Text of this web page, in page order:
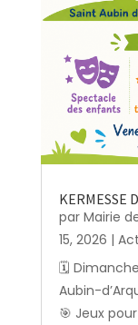
KERMESSE
par Mairie
15, 2026 |
🗓️ Dimanche
Aubin-
🎯 Jeux